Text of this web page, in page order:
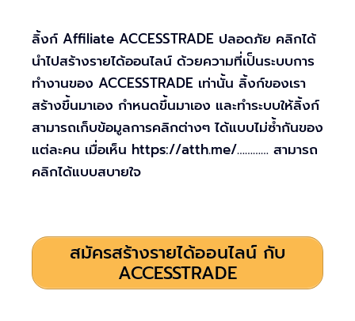
ลิ้งก์ Affiliate ACCESSTRADE ปลอดภัย คลิกได้
นำไปสร้างรายได้ออนไลน์ ด้วยความที่เป็นระบบการ
ทำงานของ ACCESSTRADE เท่านั้น ลิ้งก์ของเรา
สร้างขึ้นมาเอง กำหนดขึ้นมาเอง และทำระบบให้ลิ้งก์
สามารถเก็บข้อมูลการคลิกต่างๆ ได้แบบไม่ซ้ำกันของ
แต่ละคน เมื่อเห็น https://atth.me/………… สามารถ
คลิกได้แบบสบายใจ
สมัครสร้างรายได้ออนไลน์ กับ
ACCESSTRADE